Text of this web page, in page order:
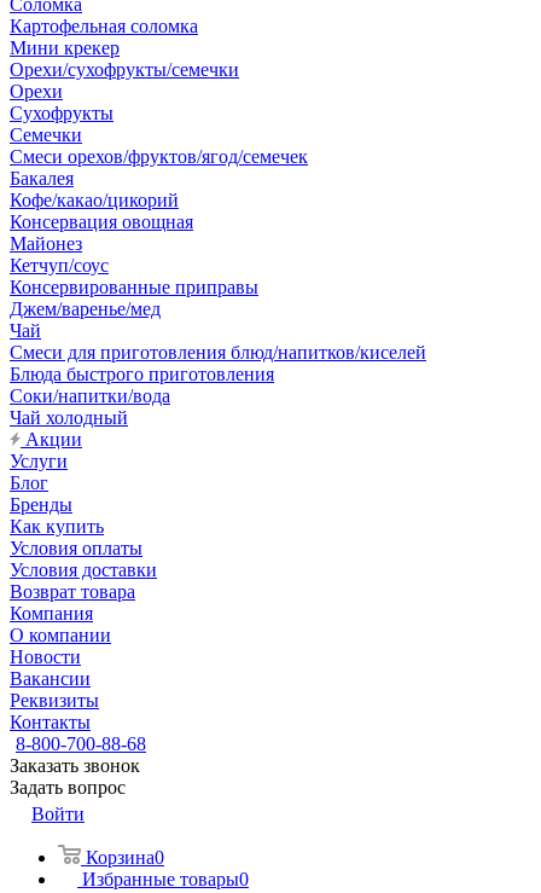
Соломка
Картофельная соломка
Мини крекер
Орехи/сухофрукты/семечки
Орехи
Сухофрукты
Семечки
Смеси орехов/фруктов/ягод/семечек
Бакалея
Кофе/какао/цикорий
Консервация овощная
Майонез
Кетчуп/соус
Консервированные приправы
Джем/варенье/мед
Чай
Смеси для приготовления блюд/напитков/киселей
Блюда быстрого приготовления
Соки/напитки/вода
Чай холодный
Акции
Услуги
Блог
Бренды
Как купить
Условия оплаты
Условия доставки
Возврат товара
Компания
О компании
Новости
Вакансии
Реквизиты
Контакты
8-800-700-88-68
Заказать звонок
Задать вопрос
Войти
Корзина0
Избранные товары0